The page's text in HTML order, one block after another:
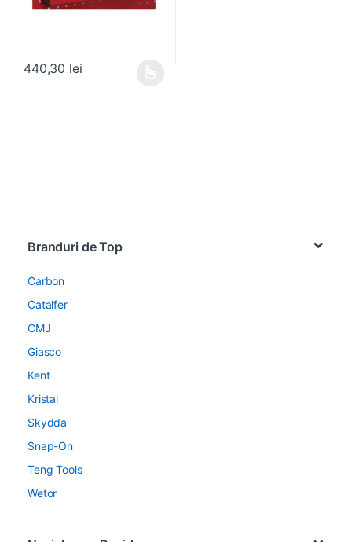
440,30 lei
Branduri de Top
Carbon
Catalfer
CMJ
Giasco
Kent
Kristal
Skydda
Snap-On
Teng Tools
Wetor